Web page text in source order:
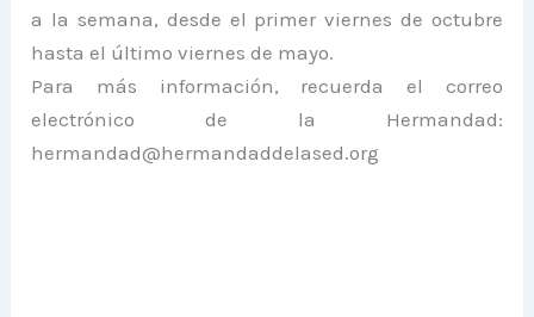
a la semana, desde el primer viernes de octubre
hasta el último viernes de mayo.
Para más información, recuerda el correo
electrónico de la Hermandad:
hermandad@hermandaddelased.org